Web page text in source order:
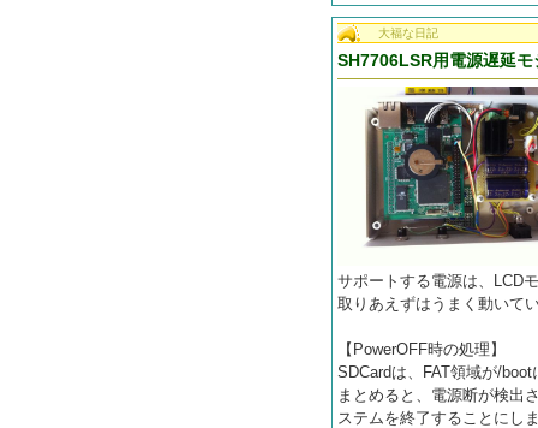
大福な日記
SH7706LSR用電源遅延
サポートする電源は、LCD
取りあえずはうまく動いて
【PowerOFF時の処理】
SDCardは、FAT領域が/
まとめると、電源断が検出
ステムを終了することにし